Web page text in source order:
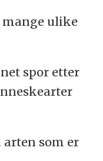
ulike
spor etter
arten som er